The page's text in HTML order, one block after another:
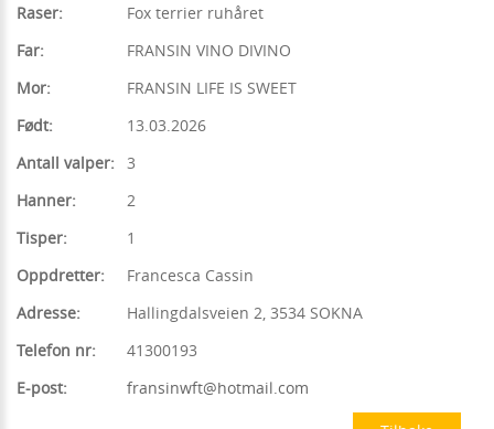
Raser:
Fox terrier ruhåret
Far:
FRANSIN VINO DIVINO
Mor:
FRANSIN LIFE IS SWEET
Født:
13.03.2026
Antall valper:
3
Hanner:
2
Tisper:
1
Oppdretter:
Francesca Cassin
Adresse:
Hallingdalsveien 2, 3534 SOKNA
Telefon nr:
41300193
E-post:
fransinwft@hotmail.com